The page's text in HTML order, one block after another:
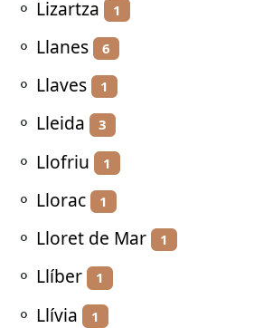
⚬ Lizartza 1
⚬ Llanes 6
⚬ Llaves 1
⚬ Lleida 3
⚬ Llofriu 1
⚬ Llorac 1
⚬ Lloret de Mar 1
⚬ Llíber 1
⚬ Llívia 1